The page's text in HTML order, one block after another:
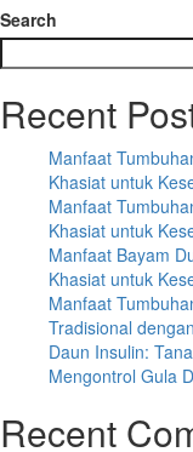
Daya
Ingat”
Search
Recent
Manfaat
Khasiat untuk
Manfaat
Khasiat untuk
Manfaat Bayam
Khasiat untuk
Manfaat
Tradisional
Daun Insulin:
Mengontrol Gula
Recent